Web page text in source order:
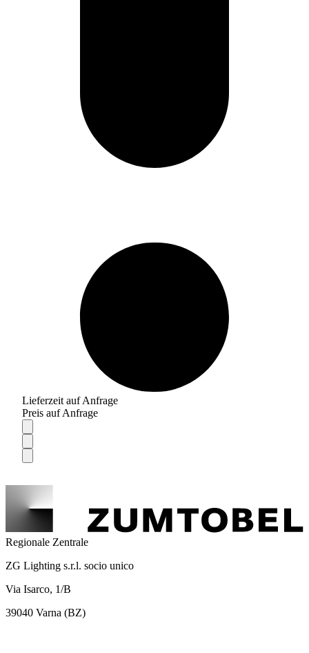
Lieferzeit auf Anfrage
Preis auf Anfrage
Regionale Zentrale
ZG Lighting s.r.l. socio unico
Via Isarco, 1/B
39040 Varna (BZ)